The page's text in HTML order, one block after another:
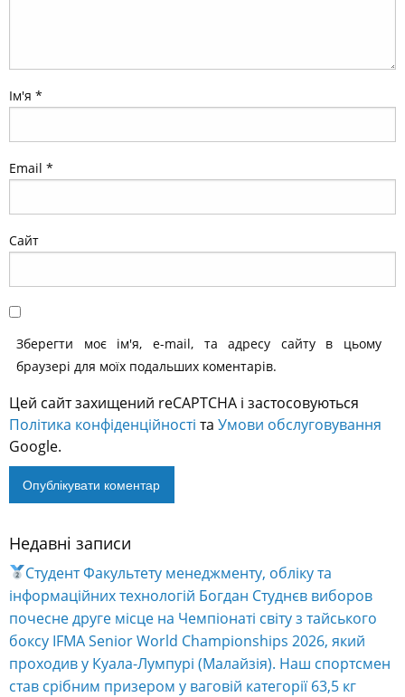
Ім'я *
Email *
Сайт
Зберегти моє ім'я, e-mail, та адресу сайту в цьому
браузері для моїх подальших коментарів.
Цей сайт захищений reCAPTCHA і застосовуються
Політика конфіденційності та Умови обслуговування
Google.
Alternative:
Недавні записи
Студент Факультету менеджменту, обліку та
інформаційних технологій Богдан Студнєв виборов
почесне друге місце на Чемпіонаті світу з тайського
боксу IFMA Senior World Championships 2026, який
проходив у Куала-Лумпурі (Малайзія). Наш спортсмен
став срібним призером у ваговій категорії 63,5 кг